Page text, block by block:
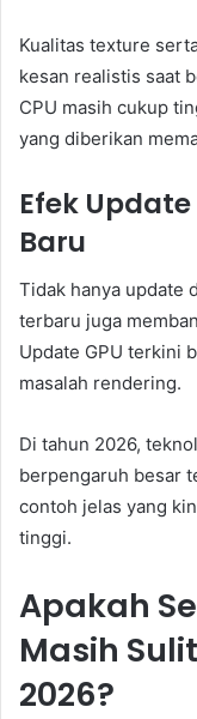
Kualitas texture
kesan realistis saat
CPU masih cukup
yang diberikan
Efek
Baru
Tidak hanya update
terbaru juga
Update GPU terkini
masalah rendering.
Di tahun 2026,
berpengaruh besar
contoh jelas yang
tinggi.
Apakah
Masih
2026?